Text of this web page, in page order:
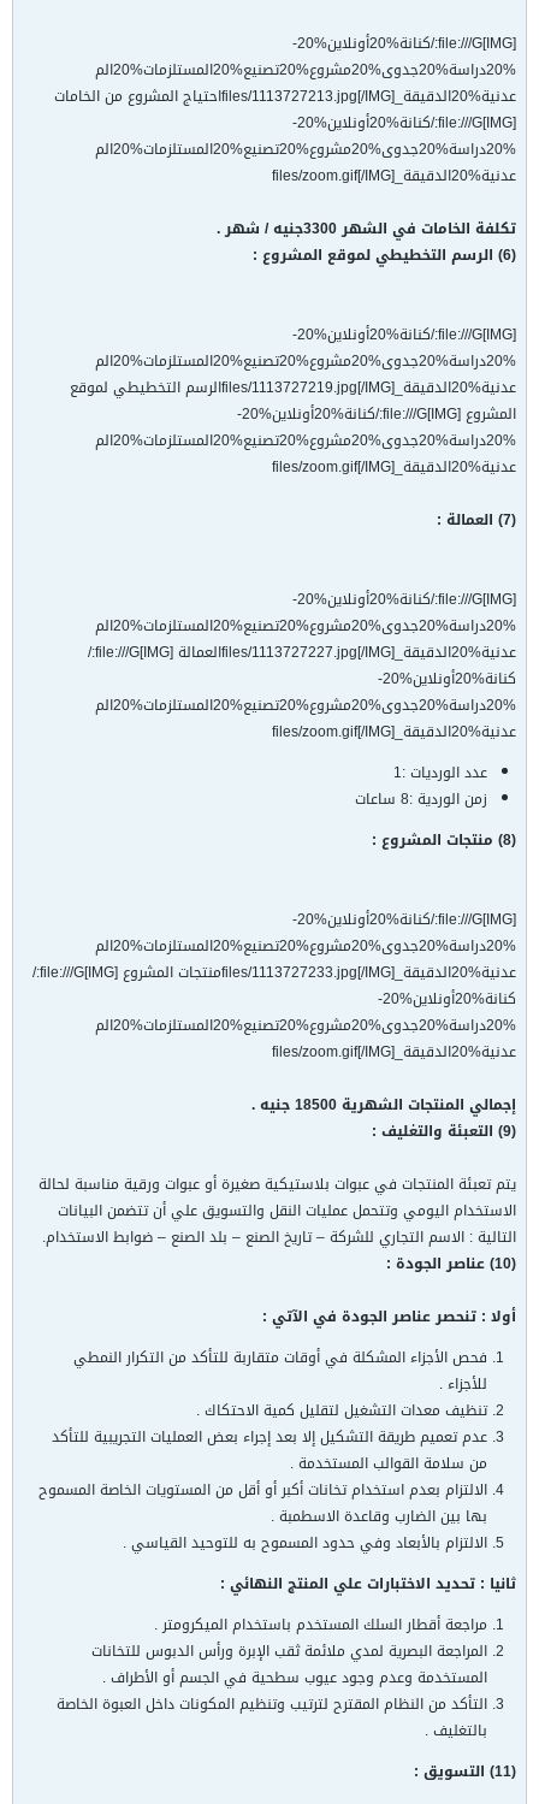
[IMG]file:///G:/كنانة%20أونلاين%20-
%20دراسة%20جدوى%20مشروع%20تصنيع%20المستلزمات%20الم
عدنية%20الدقيقة_files/1113727213.jpg[/IMG]احتياج المشروع من الخامات
[IMG]file:///G:/كنانة%20أونلاين%20-
%20دراسة%20جدوى%20مشروع%20تصنيع%20المستلزمات%20الم
عدنية%20الدقيقة_files/zoom.gif[/IMG]
تكلفة الخامات في الشهر 3300جنيه / شهر .
(6) الرسم التخطيطي لموقع المشروع :
[IMG]file:///G:/كنانة%20أونلاين%20-
%20دراسة%20جدوى%20مشروع%20تصنيع%20المستلزمات%20الم
عدنية%20الدقيقة_files/1113727219.jpg[/IMG]الرسم التخطيطي لموقع
المشروع [IMG]file:///G:/كنانة%20أونلاين%20-
%20دراسة%20جدوى%20مشروع%20تصنيع%20المستلزمات%20الم
عدنية%20الدقيقة_files/zoom.gif[/IMG]
(7) العمالة :
[IMG]file:///G:/كنانة%20أونلاين%20-
%20دراسة%20جدوى%20مشروع%20تصنيع%20المستلزمات%20الم
عدنية%20الدقيقة_files/1113727227.jpg[/IMG]العمالة [IMG]file:///G:/
كنانة%20أونلاين%20-
%20دراسة%20جدوى%20مشروع%20تصنيع%20المستلزمات%20الم
عدنية%20الدقيقة_files/zoom.gif[/IMG]
عدد الورديات :1
زمن الوردية :8 ساعات
(8) منتجات المشروع :
[IMG]file:///G:/كنانة%20أونلاين%20-
%20دراسة%20جدوى%20مشروع%20تصنيع%20المستلزمات%20الم
عدنية%20الدقيقة_files/1113727233.jpg[/IMG]منتجات المشروع [IMG]file:///G:/
كنانة%20أونلاين%20-
%20دراسة%20جدوى%20مشروع%20تصنيع%20المستلزمات%20الم
عدنية%20الدقيقة_files/zoom.gif[/IMG]
إجمالي المنتجات الشهرية 18500 جنيه .
(9) التعبئة والتغليف :
يتم تعبئة المنتجات في عبوات بلاستيكية صغيرة أو عبوات ورقية مناسبة لحالة
الاستخدام اليومي وتتحمل عمليات النقل والتسويق علي أن تتضمن البيانات
التالية : الاسم التجاري للشركة – تاريخ الصنع – بلد الصنع – ضوابط الاستخدام.
(10) عناصر الجودة :
أولا : تنحصر عناصر الجودة في الآتي :
فحص الأجزاء المشكلة في أوقات متقاربة للتأكد من التكرار النمطي
للأجزاء .
تنظيف معدات التشغيل لتقليل كمية الاحتكاك .
عدم تعميم طريقة التشكيل إلا بعد إجراء بعض العمليات التجريبية للتأكد
من سلامة القوالب المستخدمة .
الالتزام بعدم استخدام تخانات أكبر أو أقل من المستويات الخاصة المسموح
بها بين الضارب وقاعدة الاسطمبة .
الالتزام بالأبعاد وفي حدود المسموح به للتوحيد القياسي .
ثانيا : تحديد الاختبارات علي المنتج النهائي :
مراجعة أقطار السلك المستخدم باستخدام الميكرومتر .
المراجعة البصرية لمدي ملائمة ثقب الإبرة ورأس الدبوس للتخانات
المستخدمة وعدم وجود عيوب سطحية في الجسم أو الأطراف .
التأكد من النظام المقترح لترتيب وتنظيم المكونات داخل العبوة الخاصة
بالتغليف .
(11) التسويق :